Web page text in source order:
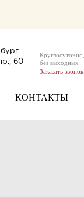
60
Круглосуточно,
без выходных
Заказать звонок
КОНТАКТЫ